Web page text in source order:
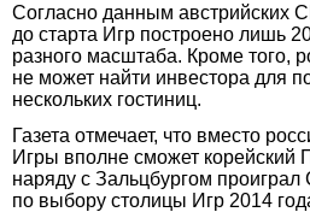
Согласно данным австрийских
до старта Игр построено лишь
разного масштаба. Кроме того,
не может найти инвестора для
нескольких гостиниц.
Газета отмечает, что вместо
Игры вполне сможет корейский
наряду с Зальцбургом
по выбору столицы Игр 2014